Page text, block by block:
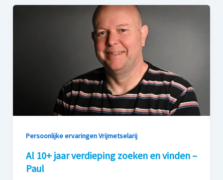
Persoonlijke ervaringen Vrijmetselarij
Al 10+ jaar verdieping zoeken en vinden –
Paul